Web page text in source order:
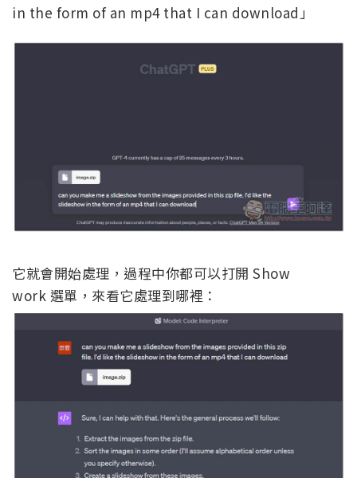
in the form of an mp4 that I can download」
它就會開始處理，過程中你都可以打開 Show
work 選單，來看它處理到哪裡：